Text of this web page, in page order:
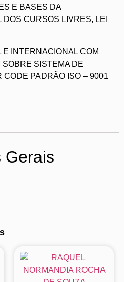
E BASES DA
CURSOS LIVRES, LEI
INTERNACIONAL COM
SISTEMA DE
PADRÃO ISO – 9001
Gerais